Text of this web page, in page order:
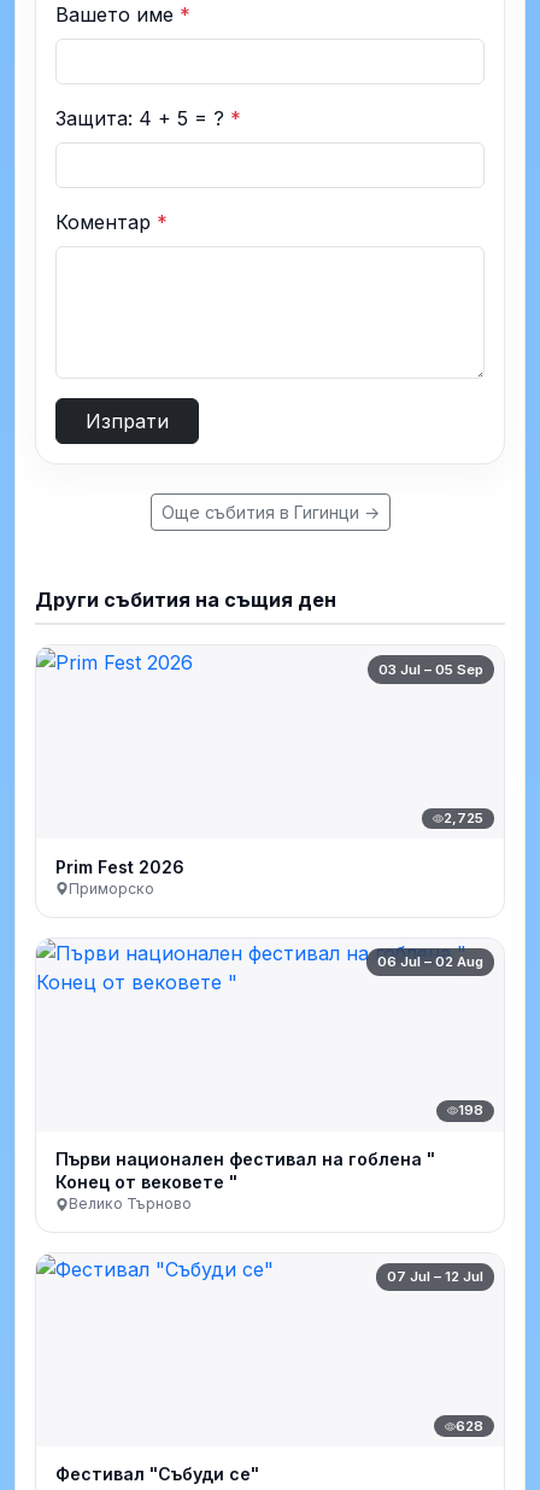
Вашето име *
Защита: 4 + 5 = ? *
Коментар *
Изпрати
Още събития в Гигинци →
Други събития на същия ден
03 Jul – 05 Sep
2,725
Prim Fest 2026
Приморско
06 Jul – 02 Aug
198
Първи национален фестивал на гоблена "
Конец от вековете "
Велико Търново
07 Jul – 12 Jul
628
Фестивал "Събуди се"